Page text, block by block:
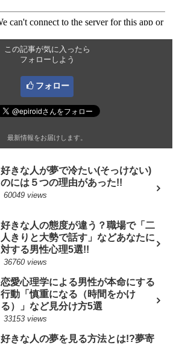
この記事が気に入ったら
フォローしよう
フォロー
最新情報をお届けします。
好きな人が夢で冷たい(そっけない)
のには５つの理由があった!!
60049 views
好きな人の態度が違う？職場で「二
人きりと大勢で話す」などあなたに
対する男性心理5選!!
36760 views
恋愛心理学による男性が本命にする
行動「慎重になる（時間をかけ
る）」など見分け方5選
33153 views
好きな人の夢を見る方法とは!?夢寄